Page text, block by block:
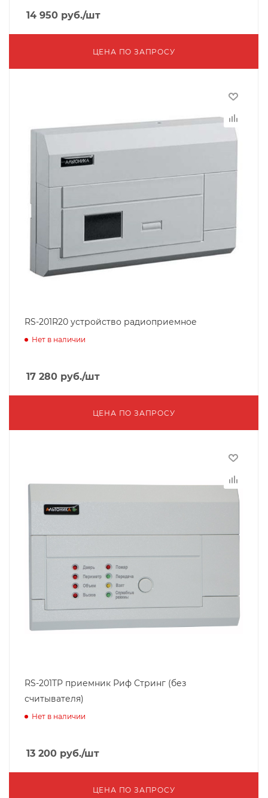
14 950 руб./шт
ЦЕНА ПО ЗАПРОСУ
RS-201R20 устройство радиоприемное
Нет в наличии
17 280 руб./шт
ЦЕНА ПО ЗАПРОСУ
RS-201TP приемник Риф Стринг (без
считывателя)
Нет в наличии
13 200 руб./шт
ЦЕНА ПО ЗАПРОСУ